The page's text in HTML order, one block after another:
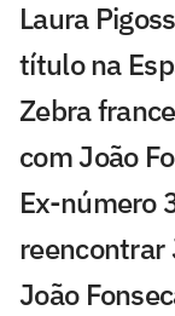
Laura
título na
Zebra
com João
Ex-número
reencontrar
João